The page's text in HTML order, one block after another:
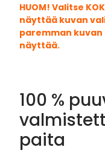
HUOM! Valitse
näyttää kuvan
paremman
näyttää.
100 %
paita